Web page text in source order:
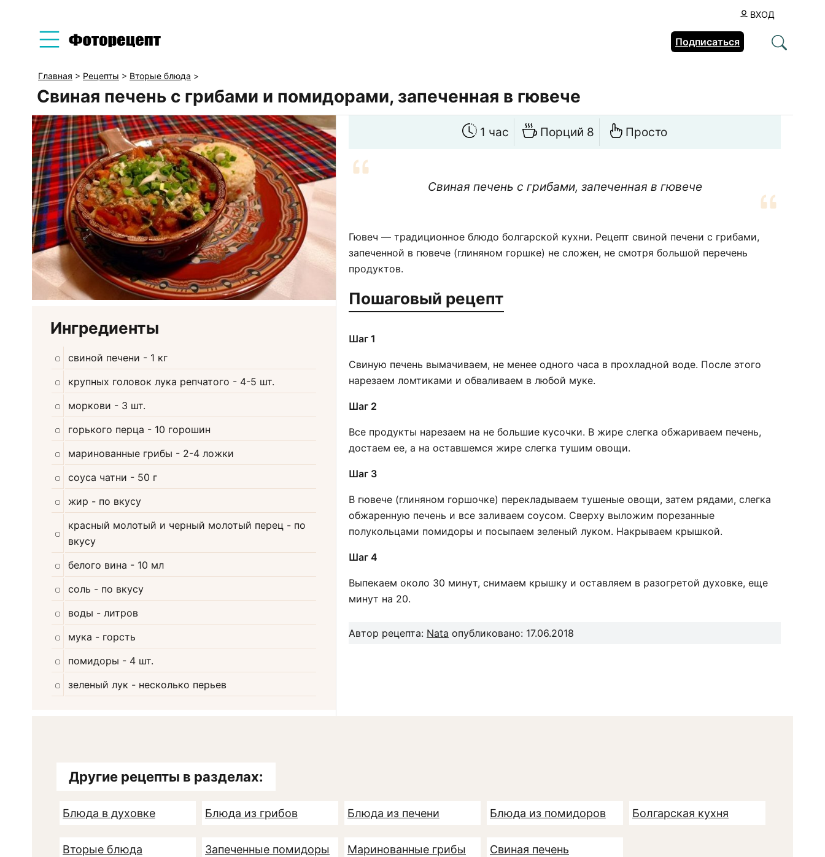
ВХОД
Подписаться
Главная > Рецепты > Вторые блюда >
Свиная печень с грибами и помидорами, запеченная в гювече
Ингредиенты
свиной печени - 1 кг
крупных головок лука репчатого - 4-5 шт.
моркови - 3 шт.
горького перца - 10 горошин
маринованные грибы - 2-4 ложки
соуса чатни - 50 г
жир - по вкусу
красный молотый и черный молотый перец - по
вкусу
белого вина - 10 мл
соль - по вкусу
воды - литров
мука - горсть
помидоры - 4 шт.
зеленый лук - несколько перьев
1 час Порций 8 Просто
Свиная печень с грибами, запеченная в гювече
Гювеч — традиционное блюдо болгарской кухни. Рецепт свиной печени с грибами,
запеченной в гювече (глиняном горшке) не сложен, не смотря большой перечень
продуктов.
Пошаговый рецепт
Шаг 1
Свиную печень вымачиваем, не менее одного часа в прохладной воде. После этого
нарезаем ломтиками и обваливаем в любой муке.
Шаг 2
Все продукты нарезаем на не большие кусочки. В жире слегка обжариваем печень,
достаем ее, а на оставшемся жире слегка тушим овощи.
Шаг 3
В гювече (глиняном горшочке) перекладываем тушеные овощи, затем рядами, слегка
обжаренную печень и все заливаем соусом. Сверху выложим порезанные
полукольцами помидоры и посыпаем зеленый луком. Накрываем крышкой.
Шаг 4
Выпекаем около 30 минут, снимаем крышку и оставляем в разогретой духовке, еще
минут на 20.
Автор рецепта: Nata опубликовано: 17.06.2018
Другие рецепты в разделах:
Блюда в духовке Блюда из грибов Блюда из печени Блюда из помидоров Болгарская кухня
Вторые блюда Запеченные помидоры Маринованные грибы Свиная печень